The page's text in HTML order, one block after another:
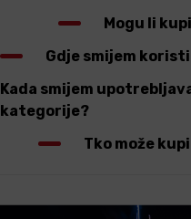
Mogu li
Gdje smijem
Kada smijem
kategorije?
Tko može